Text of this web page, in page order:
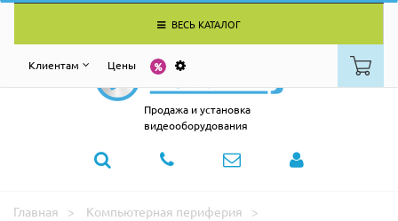
ВЕСЬ КАТАЛОГ
Клиентам Цены
Продажа и установка
видеооборудования
Главная
Компьютерная периферия